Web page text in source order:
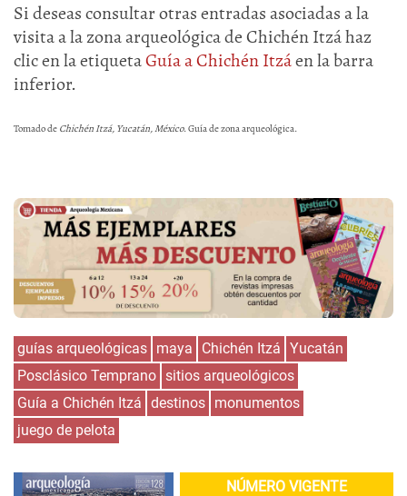
Si deseas consultar otras entradas asociadas a la
visita a la zona arqueológica de Chichén Itzá haz
clic en la etiquetaGuía a Chichén Itzáen la barra
inferior.
Tomado de Chichén Itzá, Yucatán, México. Guía de zona arqueológica.
guías arqueológicas maya Chichén Itzá Yucatán
Posclásico Temprano sitios arqueológicos
Guía a Chichén Itzá destinos monumentos
juego de pelota
NÚMERO VIGENTE